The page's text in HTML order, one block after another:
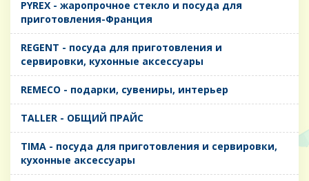
PYREX - жаропрочное стекло и посуда для
приготовления-Франция
REGENT - посуда для приготовления и
сервировки, кухонные аксессуары
REMECO - подарки, сувениры, интерьер
TALLER - ОБЩИЙ ПРАЙС
TIMA - посуда для приготовления и сервировки,
кухонные аксессуары